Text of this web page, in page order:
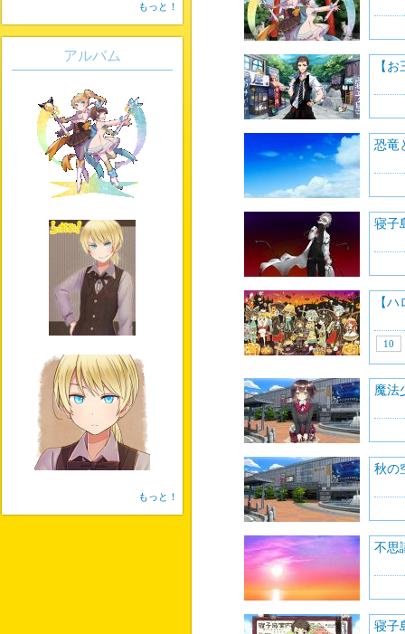
【
恐竜
寝子
【
10
魔
秋の
不思
寝子
もっと！
アルバム
もっと！